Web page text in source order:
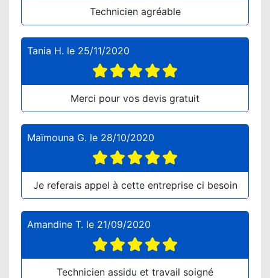
Technicien agréable
Tania H. le 25/11/2020
Merci pour vos devis gratuit
Maïmouna G. le 28/10/2020
Je referais appel à cette entreprise ci besoin
Amandine T. le 21/09/2020
Technicien assidu et travail soigné